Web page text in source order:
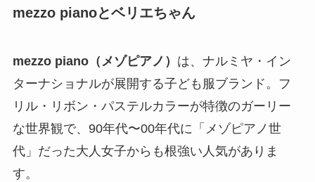
mezzo pianoとベリエちゃん
mezzo piano（メゾピアノ） は、ナルミヤ・イン
ターナショナルが展開する子ども服ブランド。フ
リル・リボン・パステルカラーが特徴のガーリー
な世界観で、90年代〜00年代に「メゾピアノ世
代」だった大人女子からも根強い人気がありま
す。